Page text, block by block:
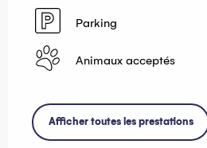
Parking
Animaux acceptés
Afficher toutes les prestations